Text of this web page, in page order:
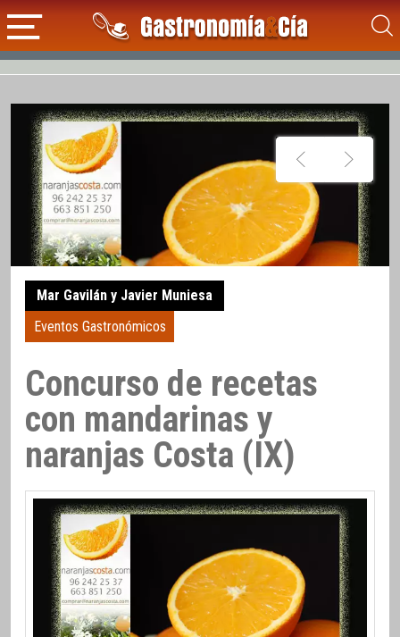
Mar Gavilán y Javier Muniesa
Eventos Gastronómicos
Concurso de recetas
con mandarinas y
naranjas Costa (IX)